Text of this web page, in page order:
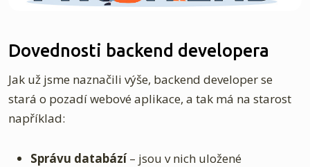
Dovednosti backend developera
Jak už jsme naznačili výše, backend developer se
stará o pozadí webové aplikace, a tak má na starost
například:
Správu databází– jsou v nich uložené